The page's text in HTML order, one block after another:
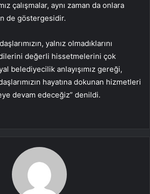
çalışmalar, aynı zaman da onlara
de göstergesidir.
yalnız olmadıklarını
değerli hissetmelerini çok
belediyecilik anlayışımız gereği,
hayatına dokunan hizmetleri
devam edeceğiz” denildi.